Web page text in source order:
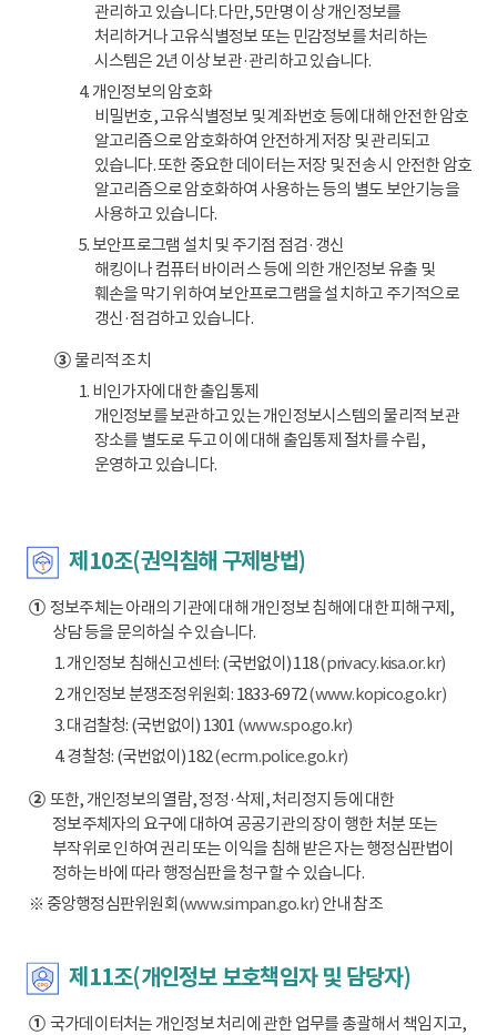
관리하고 있습니다. 다만, 5만명 이상 개인정보를
처리하거나 고유식별정보 또는 민감정보를 처리하는
시스템은 2년 이상 보관·관리하고 있습니다.
4. 개인정보의 암호화
비밀번호, 고유식별정보 및 계좌번호 등에 대해 안전한 암호
알고리즘으로 암호화하여 안전하게 저장 및 관리되고
있습니다. 또한 중요한 데이터는 저장 및 전송 시 안전한 암호
알고리즘으로 암호화하여 사용하는 등의 별도 보안기능을
사용하고 있습니다.
5. 보안프로그램 설치 및 주기점 점검·갱신
해킹이나 컴퓨터 바이러스 등에 의한 개인정보 유출 및
훼손을 막기 위하여 보안프로그램을 설치하고 주기적으로
갱신·점검하고 있습니다.
③물리적 조치
1. 비인가자에 대한 출입통제
개인정보를 보관하고 있는 개인정보시스템의 물리적 보관
장소를 별도로 두고 이에 대해 출입통제 절차를 수립,
운영하고 있습니다.
제10조(권익침해 구제방법)
①정보주체는 아래의 기관에 대해 개인정보 침해에 대한 피해구제,
상담 등을 문의하실 수 있습니다.
1. 개인정보 침해신고센터: (국번없이) 118(privacy.kisa.or.kr)
2. 개인정보 분쟁조정위원회: 1833-6972(www.kopico.go.kr)
3. 대검찰청: (국번없이) 1301 (www.spo.go.kr)
4. 경찰청: (국번없이) 182(ecrm.police.go.kr)
②또한, 개인정보의 열람, 정정·삭제, 처리정지 등에 대한
정보주체자의 요구에 대하여 공공기관의 장이 행한 처분 또는
부작위로 인하여 권리 또는 이익을 침해 받은 자는 행정심판법이
정하는 바에 따라 행정심판을 청구할 수 있습니다.
※ 중앙행정심판위원회(www.simpan.go.kr) 안내 참조
제11조(개인정보 보호책임자 및 담당자)
①국가데이터처는 개인정보 처리에 관한 업무를 총괄해서 책임지고,